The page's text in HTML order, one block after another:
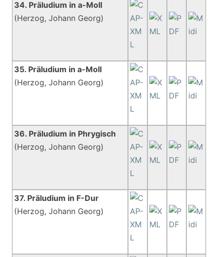
34. Präludium in a-Moll
(Herzog, Johann Georg)
35. Präludium in a-Moll
(Herzog, Johann Georg)
36. Präludium in Phrygisch
(Herzog, Johann Georg)
37. Präludium in F-Dur
(Herzog, Johann Georg)